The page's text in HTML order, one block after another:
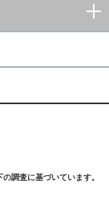
調査に基づいています。